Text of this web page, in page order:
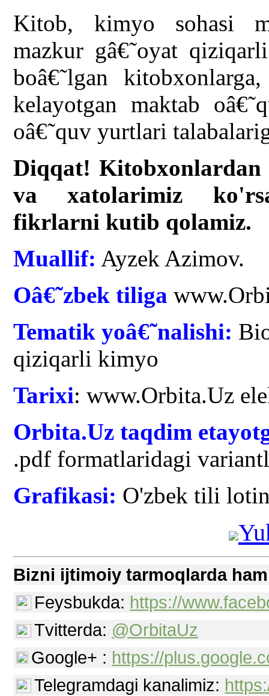
Kitob, kimyo sohasi
mazkur gâ€˜oyat
boâ€˜lgan
kelayotgan maktab
oâ€˜quv yurtlari
Diqqat!
va xatolarimiz
fikrlarni kutib qolamiz.
Muallif: Ayzek Azimov.
Oâ€˜zbek tiliga
Tematik yoâ€˜nalishi:
qiziqarli kimyo
Tarixi: www.Orbita.Uz
Orbita.Uz taqdim
.pdf formatlaridagi
Grafikasi: O'zbek tili
Bizni ijtimoiy tarmoqlarda
Feysbukda: https://
Tvitterda: @OrbitaUz
Google+ : https://
Telegramdagi kanalimiz: